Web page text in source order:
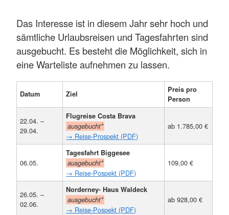
Das Interesse ist in diesem Jahr sehr hoch und
sämtliche Urlaubsreisen und Tagesfahrten sind
ausgebucht. Es besteht die Möglichkeit, sich in
eine Warteliste aufnehmen zu lassen.
Datum Ziel
Preis pro
Person
22.04. –
29.04.
Flugreise Costa Brava
ausgebucht*
→ Reise-Prospekt (PDF)
ab 1.785,00 €
06.05.
Tagesfahrt Biggesee
ausgebucht*
→ Reise-Pospekt (PDF)
109,00 €
26.05. –
02.06.
Norderney- Haus Waldeck
ausgebucht*
→ Reise-Pospekt (PDF)
ab 928,00 €